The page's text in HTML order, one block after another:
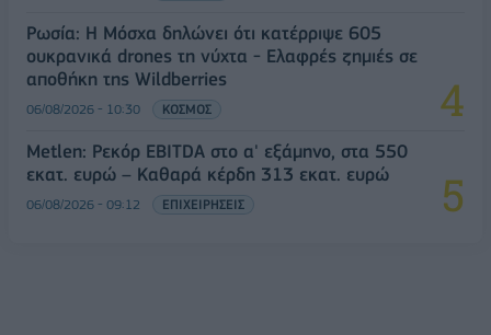
Ρωσία: Η Μόσχα δηλώνει ότι κατέρριψε 605
ουκρανικά drones τη νύχτα - Ελαφρές ζημιές σε
αποθήκη της Wildberries
06/08/2026 - 10:30 ΚΟΣΜΟΣ
Metlen: Ρεκόρ EBITDA στο α' εξάμηνο, στα 550
εκατ. ευρώ – Καθαρά κέρδη 313 εκατ. ευρώ
06/08/2026 - 09:12 ΕΠΙΧΕΙΡΗΣΕΙΣ